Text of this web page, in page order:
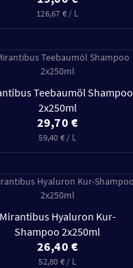
126,67 € / L
Teebaumöl Shampoo
2x250ml
29,70 €
59,40 € / L
Hyaluron Kur-
Shampoo 2x250ml
26,40 €
52,80 € / L